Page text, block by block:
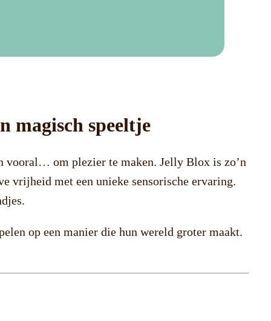
magisch speeltje
vooral… om plezier te maken. Jelly Blox is zo’n
vrijheid met een unieke sensorische ervaring.
op een manier die hun wereld groter maakt.